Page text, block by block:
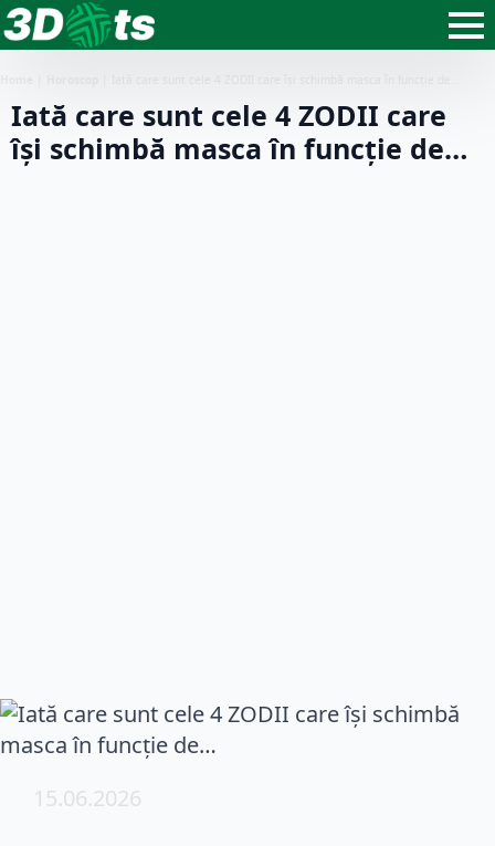
Iată care sunt cele 4 ZODII care
își schimbă masca în funcție de…
15.06.2026